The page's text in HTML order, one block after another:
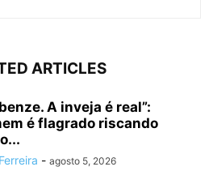
ARTICLES
A inveja é real”:
é flagrado riscando
- agosto 5, 2026